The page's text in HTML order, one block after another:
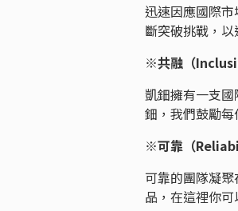
迅速因應國際
斷突破挑戰，
※共融（
凱鈿擁有一支
鈿，我們鼓勵
※可靠（
可靠的團隊凝
品，在這裡你